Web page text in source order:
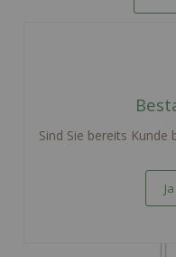
Sind Sie bereits Kunde
Ja